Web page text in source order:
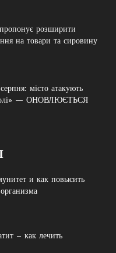
розширити
на товари та сировину
місто атакують
— ОНОВЛЮЄТЬСЯ
и как повысить
– как лечить